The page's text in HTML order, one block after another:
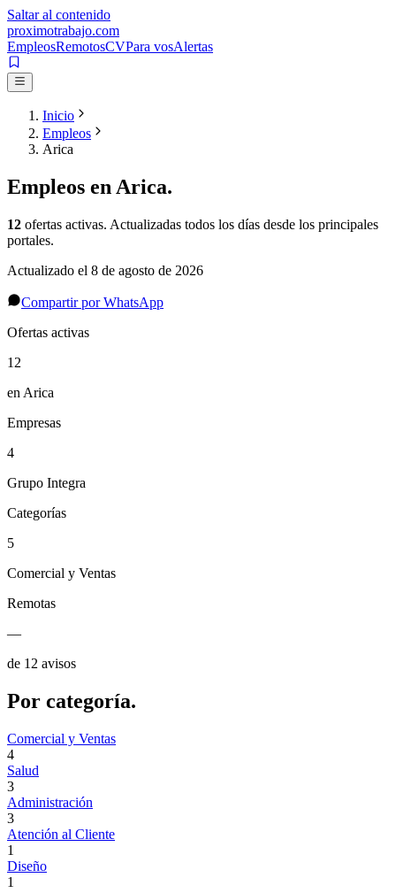
Saltar al contenido
proximotrabajo.com
EmpleosRemotosCVPara vosAlertas
Inicio
Empleos
Arica
Empleos enArica.
12 ofertas activas. Actualizadas todos los días desde los principales
portales.
Actualizado el 8 de agosto de 2026
Compartir por WhatsApp
Ofertas activas
12
en Arica
Empresas
4
Grupo Integra
Categorías
5
Comercial y Ventas
Remotas
—
de 12 avisos
Por categoría.
Comercial y Ventas
4
Salud
3
Administración
3
Atención al Cliente
1
Diseño
1